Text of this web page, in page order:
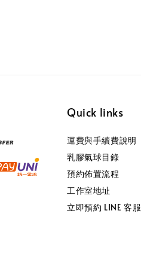
Quick links
運費與手續費說明
乳膠氣球目錄
預約佈置流程
工作室地址
立即預約 LINE 客服